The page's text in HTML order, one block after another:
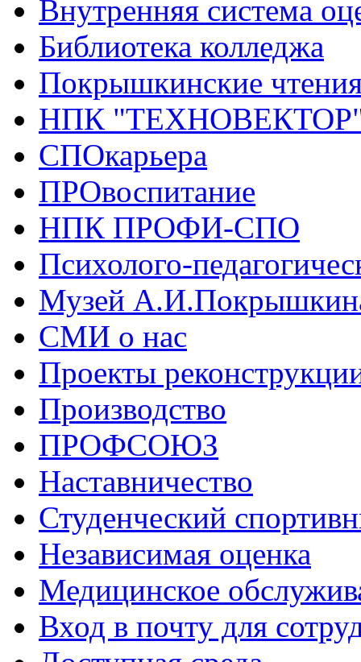
Внутренняя система
Библиотека колледжа
Покрышкинские
НПК
СПОкарьера
ПРОвоспитание
НПК ПРОФИ-СПО
Психолого-
Музей
СМИ о нас
Проекты
Производство
ПРОФСОЮЗ
Наставничество
Студенческий
Независимая оценка
Медицинское
Вход в почту для